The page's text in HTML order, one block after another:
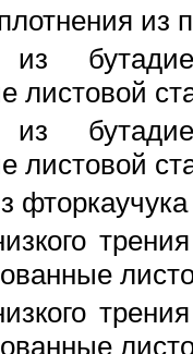
из
листовой
листовой